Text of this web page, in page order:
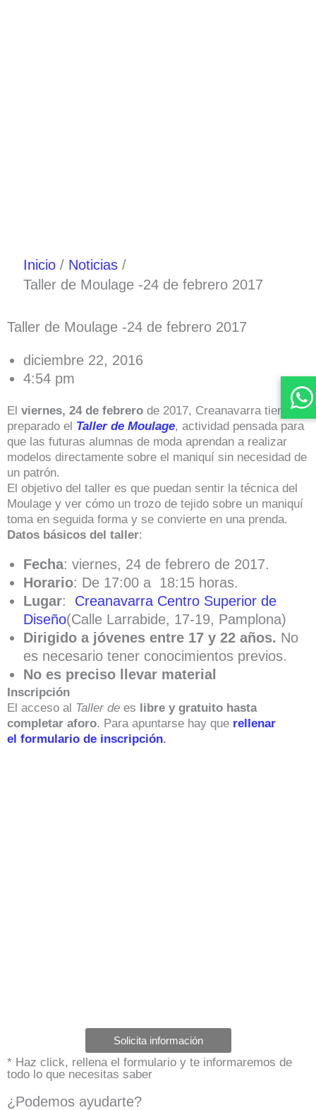
Inicio
Noticias
Taller de Moulage -24 de febrero 2017
Taller de Moulage -24 de febrero 2017
diciembre 22, 2016
4:54 pm
El viernes, 24 de febrero de 2017, Creanavarra tiene
preparado el Taller de Moulage, actividad pensada para
que las futuras alumnas de moda aprendan a realizar
modelos directamente sobre el maniquí sin necesidad de
un patrón.
El objetivo del taller es que puedan sentir la técnica del
Moulage y ver cómo un trozo de tejido sobre un maniquí
toma en seguida forma y se convierte en una prenda.
Datos básicos del taller:
Fecha: viernes, 24 de febrero de 2017.
Horario: De 17:00 a 18:15 horas.
Lugar: Creanavarra Centro Superior de
Diseño(Calle Larrabide, 17-19, Pamplona)
Dirigido a jóvenes entre 17 y 22 años. No
es necesario tener conocimientos previos.
No es preciso llevar material
Inscripción
El acceso al Taller de es libre y gratuito hasta
completar aforo. Para apuntarse hay que rellenar
el formulario de inscripción.
Solicita información
* Haz click, rellena el formulario y te informaremos de
todo lo que necesitas saber
¿Podemos ayudarte?